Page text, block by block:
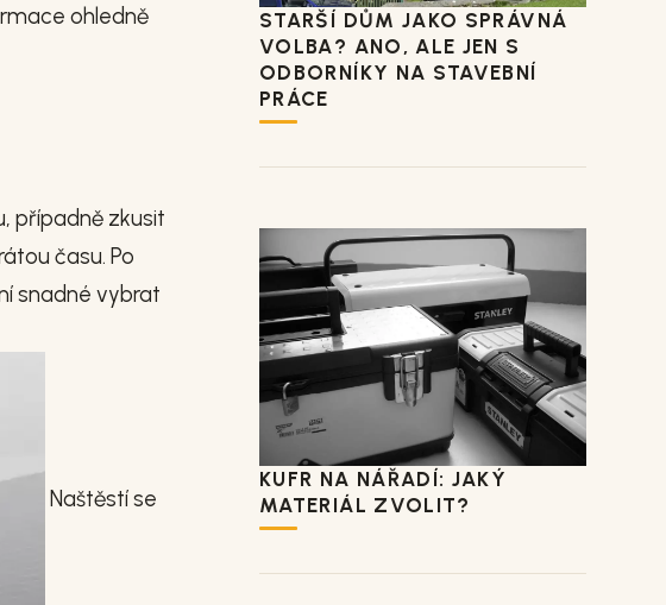
ohledně
případně zkusit
času. Po
snadné vybrat
Naštěstí se
STARŠÍ DŮM JAKO SPRÁVNÁ
VOLBA? ANO, ALE JEN S
ODBORNÍKY NA STAVEBNÍ
PRÁCE
KUFR NA NÁŘADÍ: JAKÝ
MATERIÁL ZVOLIT?